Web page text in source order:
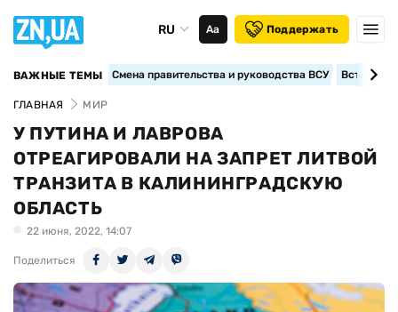
RU Аа Поддержать
ВАЖНЫЕ ТЕМЫ Смена правительства и руководства ВСУ
ГЛАВНАЯ МИР
У ПУТИНА И ЛАВРОВА
ОТРЕАГИРОВАЛИ НА ЗАПРЕТ ЛИТВОЙ
ТРАНЗИТА В КАЛИНИНГРАДСКУЮ
ОБЛАСТЬ
22 июня, 2022, 14:07
Поделиться